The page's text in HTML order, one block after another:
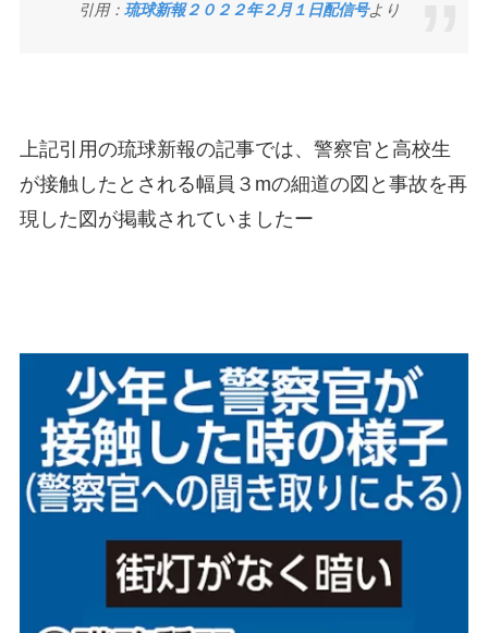
引用： 琉球新報２０２２年２月１日配信号より
上記引用の琉球新報の記事では、警察官と高校生
が接触したとされる幅員３mの細道の図と事故を再
現した図が掲載されていましたー